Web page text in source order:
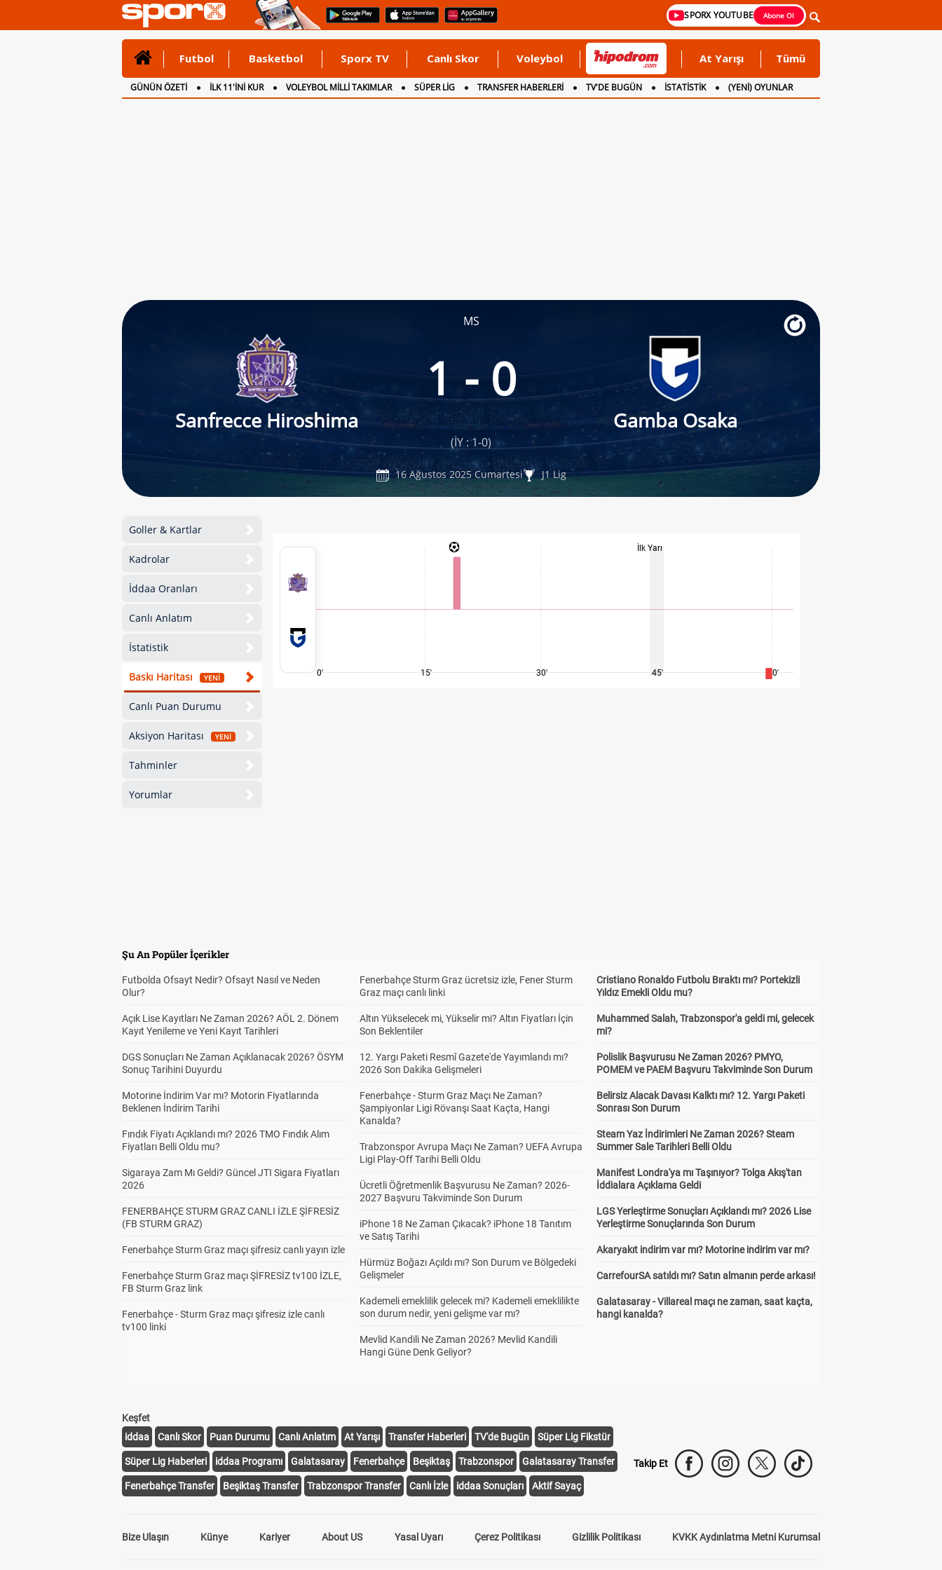
SPORX YOUTUBE Abone Ol
Futbol Basketbol Sporx TV Canlı Skor Voleybol At Yarışı Tümü
GÜNÜN ÖZETİ İLK 11'İNİ KUR VOLEYBOL MİLLİ TAKIMLAR SÜPER LİG TRANSFER HABERLERİ TV'DE BUGÜN İSTATİSTİK
(YENİ) OYUNLAR
CANLI ANLATIM
İNGİLTERE
MS
Sanfrecce Hiroshima
1 - 0
Gamba Osaka
(İY : 1-0)
16 Ağustos 2025 Cumartesi J1 Lig
Goller & Kartlar
Kadrolar
İddaa Oranları
Canlı Anlatım
İstatistik
Baskı Haritası YENİ
Canlı Puan Durumu
Aksiyon Haritası YENİ
Tahminler
Yorumlar
0' 15' 30'
İlk Yarı
45' 60'
Şu An Popüler İçerikler
Futbolda Ofsayt Nedir? Ofsayt Nasıl ve Neden
Olur?
Açık Lise Kayıtları Ne Zaman 2026? AÖL 2. Dönem
Kayıt Yenileme ve Yeni Kayıt Tarihleri
DGS Sonuçları Ne Zaman Açıklanacak 2026? ÖSYM
Sonuç Tarihini Duyurdu
Motorine İndirim Var mı? Motorin Fiyatlarında
Beklenen İndirim Tarihi
Fındık Fiyatı Açıklandı mı? 2026 TMO Fındık Alım
Fiyatları Belli Oldu mu?
Sigaraya Zam Mı Geldi? Güncel JTI Sigara Fiyatları
2026
FENERBAHÇE STURM GRAZ CANLI İZLE ŞİFRESİZ
(FB STURM GRAZ)
Fenerbahçe Sturm Graz maçı şifresiz canlı yayın izle
Fenerbahçe Sturm Graz maçı ŞİFRESİZ tv100 İZLE,
FB Sturm Graz link
Fenerbahçe - Sturm Graz maçı şifresiz izle canlı
tv100 linki
Fenerbahçe Sturm Graz ücretsiz izle, Fener Sturm
Graz maçı canlı linki
Altın Yükselecek mi, Yükselir mi? Altın Fiyatları İçin
Son Beklentiler
12. Yargı Paketi Resmî Gazete'de Yayımlandı mı?
2026 Son Dakika Gelişmeleri
Fenerbahçe - Sturm Graz Maçı Ne Zaman?
Şampiyonlar Ligi Rövanşı Saat Kaçta, Hangi
Kanalda?
Trabzonspor Avrupa Maçı Ne Zaman? UEFA Avrupa
Ligi Play-Off Tarihi Belli Oldu
Ücretli Öğretmenlik Başvurusu Ne Zaman? 2026-
2027 Başvuru Takviminde Son Durum
iPhone 18 Ne Zaman Çıkacak? iPhone 18 Tanıtım
ve Satış Tarihi
Hürmüz Boğazı Açıldı mı? Son Durum ve Bölgedeki
Gelişmeler
Kademeli emeklilik gelecek mi? Kademeli emeklilikte
son durum nedir, yeni gelişme var mı?
Mevlid Kandili Ne Zaman 2026? Mevlid Kandili
Hangi Güne Denk Geliyor?
Cristiano Ronaldo Futbolu Bıraktı mı? Portekizli
Yıldız Emekli Oldu mu?
Muhammed Salah, Trabzonspor'a geldi mi, gelecek
mi?
Polislik Başvurusu Ne Zaman 2026? PMYO,
POMEM ve PAEM Başvuru Takviminde Son Durum
Belirsiz Alacak Davası Kalktı mı? 12. Yargı Paketi
Sonrası Son Durum
Steam Yaz İndirimleri Ne Zaman 2026? Steam
Summer Sale Tarihleri Belli Oldu
Manifest Londra'ya mı Taşınıyor? Tolga Akış'tan
İddialara Açıklama Geldi
LGS Yerleştirme Sonuçları Açıklandı mı? 2026 Lise
Yerleştirme Sonuçlarında Son Durum
Akaryakıt indirim var mı? Motorine indirim var mı?
CarrefourSA satıldı mı? Satın almanın perde arkası!
Galatasaray - Villareal maçı ne zaman, saat kaçta,
hangi kanalda?
Keşfet
iddaa
Canlı Skor Puan Durumu Canlı Anlatım At Yarışı Transfer Haberleri TV'de Bugün Süper Lig Fikstür
Süper Lig Haberleri iddaa Programı Galatasaray Fenerbahçe Beşiktaş Trabzonspor Galatasaray Transfer
Fenerbahçe Transfer Beşiktaş Transfer Trabzonspor Transfer Canlı İzle iddaa Sonuçları Aktif Sayaç
Takip Et
Bize Ulaşın Künye Kariyer About US Yasal Uyarı Çerez Politikası Gizlilik Politikası KVKK Aydınlatma Metni Kurumsal